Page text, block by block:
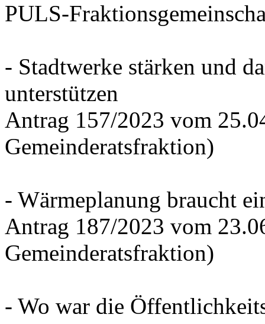
PULS-
- Stadtwerke stärken und
unterstützen
Antrag 157/2023 vom
Gemeinderatsfraktion)
- Wärmeplanung braucht
Antrag 187/2023 vom
Gemeinderatsfraktion)
- Wo war die